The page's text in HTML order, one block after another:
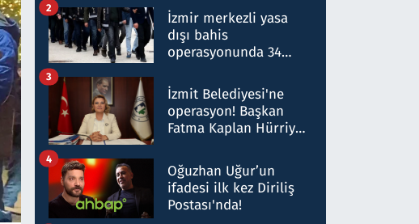
hakkında gözaltı kararı
İzmir merkezli yasa
dışı bahis
operasyonunda 34
Milyar liralık para
trafiği tespit edildi
2
İzmit Belediyesi'ne
operasyon! Başkan
Fatma Kaplan Hürriyet
3
Oğuzhan Uğur’un
ifadesi ilk kez Diriliş
Postası'nda!
4